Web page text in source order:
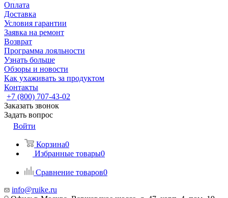
Оплата
Доставка
Условия гарантии
Заявка на ремонт
Возврат
Программа лояльности
Узнать больше
Обзоры и новости
Как ухаживать за продуктом
Контакты
+7 (800) 707-43-02
Заказать звонок
Задать вопрос
Войти
Корзина0
Избранные товары0
Сравнение товаров0
info@ruike.ru